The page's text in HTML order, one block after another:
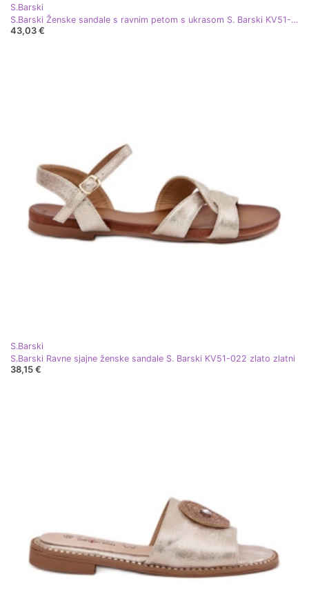
S.Barski
S.Barski Ženske sandale s ravnim petom s ukrasom S. Barski KV51-098 Zloty zlatni
43,03 €
S.Barski
S.Barski Ravne sjajne ženske sandale S. Barski KV51-022 zlato zlatni
38,15 €